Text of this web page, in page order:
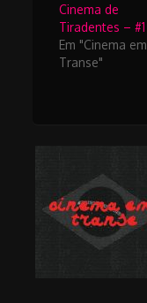
Cinema de
Tiradentes – #1
Em "Cinema em
Transe"